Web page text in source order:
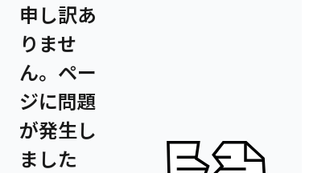
申し訳あ
りませ
ん。ペー
ジに問題
が発生し
ました